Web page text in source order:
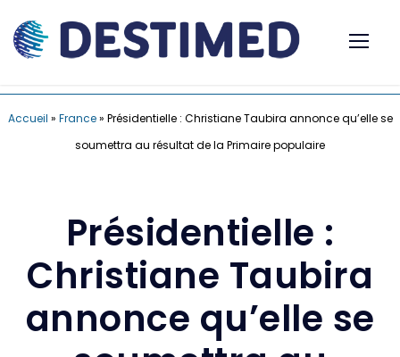
Accueil » France» Présidentielle : Christiane Taubira annonce qu’elle se
soumettra au résultat de la Primaire populaire
Présidentielle :
Christiane Taubira
annonce qu’elle se